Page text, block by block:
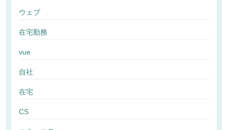
ウェブ
在宅勤務
vue
自社
在宅
CS